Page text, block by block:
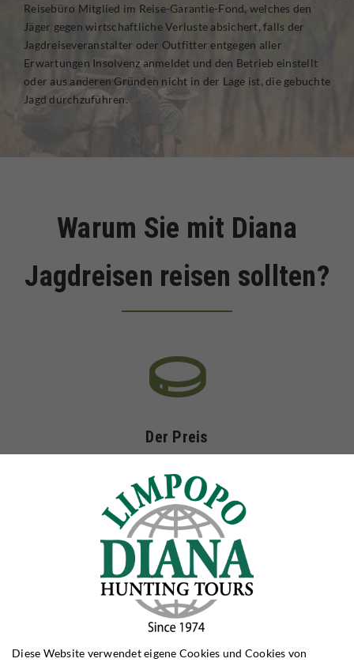
Reisebüro Mitglied im Reise-Garantie-Fond, welches den
Jäger gegen wirtschaftliche Verluste absichert, falls der
Jagdreiseveranstalter oder Outfitter entgegen aller
Erwartungen Insolvenz anmeldet und den Betrieb einstellt
oder aus anderen Gründen nicht in der Lage ist, die gebuchte
Jagd durchzuführen.
Warum Sie mit Diana
Jagdreisen reisen sollten?
Der Preis
finden, passen wir jeden Preis den Preisen anderer Outfitter an,
so lange die Leistungen der Jagdreise die gleichen sind.
Reiseplanung
Wir bieten einen umfassenden Reiseplanungs-Service. Dieser
Diese Website verwendet eigene Cookies und Cookies von